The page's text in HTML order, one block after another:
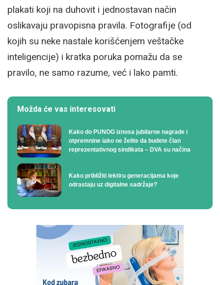
plakati koji na duhovit i jednostavan način
oslikavaju pravopisna pravila. Fotografije (od
kojih su neke nastale korišćenjem veštačke
inteligencije) i kratka poruka pomažu da se
pravilo, ne samo razume, već i lako pamti.
Možda će vas interesovati
Kako do PUNOG iznosa jubilarne nagrade i
otpremnine iako ne želite da budete član
reprezentativnog sindikata – DVA su načina
Kako približiti lektiru generacijama koje
odrastaju uz digitalne sadržaje?